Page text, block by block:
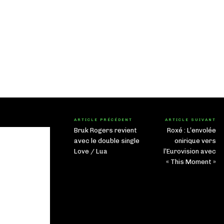
ARTICLE PRÉCÉDENT
Bruk Rogers revient
avec le double single
Love / Lua
ARTICLE SUIVANT
Roxé : L’envolée
onirique vers
l’Eurovision avec
« This Moment »